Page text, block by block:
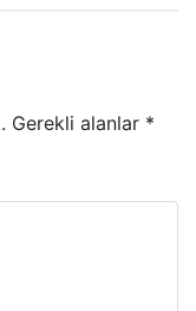
Gerekli alanlar *